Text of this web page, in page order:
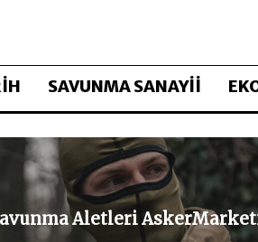
SAVUNMA SANAYİİ
Aletleri